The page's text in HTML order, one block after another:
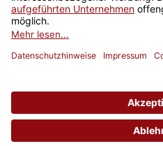
Newsletter